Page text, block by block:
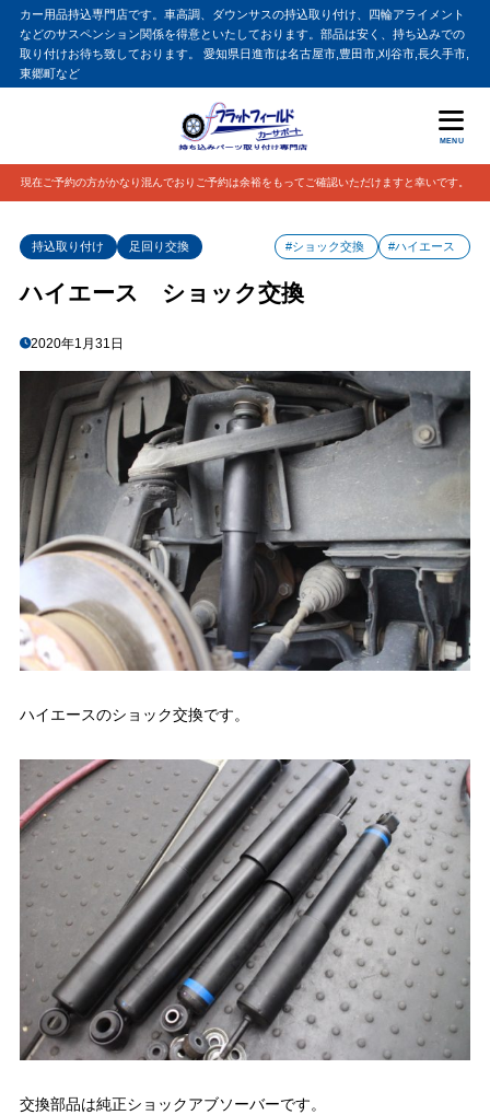
カー用品持込専門店です。車高調、ダウンサスの持込取り付け、四輪アライメント
などのサスペンション関係を得意といたしております。部品は安く、持ち込みでの
取り付けお待ち致しております。 愛知県日進市は名古屋市,豊田市,刈谷市,長久手市,
東郷町など
MENU
現在ご予約の方がかなり混んでおりご予約は余裕をもってご確認いただけますと幸いです。
持込取り付け 足回り交換 #ショック交換 #ハイエース
ハイエース ショック交換
2020年1月31日
ハイエースのショック交換です。
交換部品は純正ショックアブソーバーです。